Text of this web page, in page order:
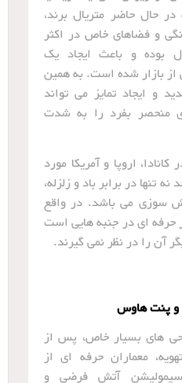
حال حاضر متریال برند،
و فضاهای خاص در اکثر
بوده و باعث ایجاد یک
بازار شده است. به همین
و ایجاد تمایز می تواند
منحصر بفرد را به شدت
اروپا و آمریکا مورد
تنها در برابر باد و زلزله،
سوزی می باشد. در واقع
حرفه ای در جنبه هایی است
آن را در نظر نمی گیرند.
و پنت هاوس
های بسیار خاص، پس از
معماران حرفه ای از
آتش فرضی و